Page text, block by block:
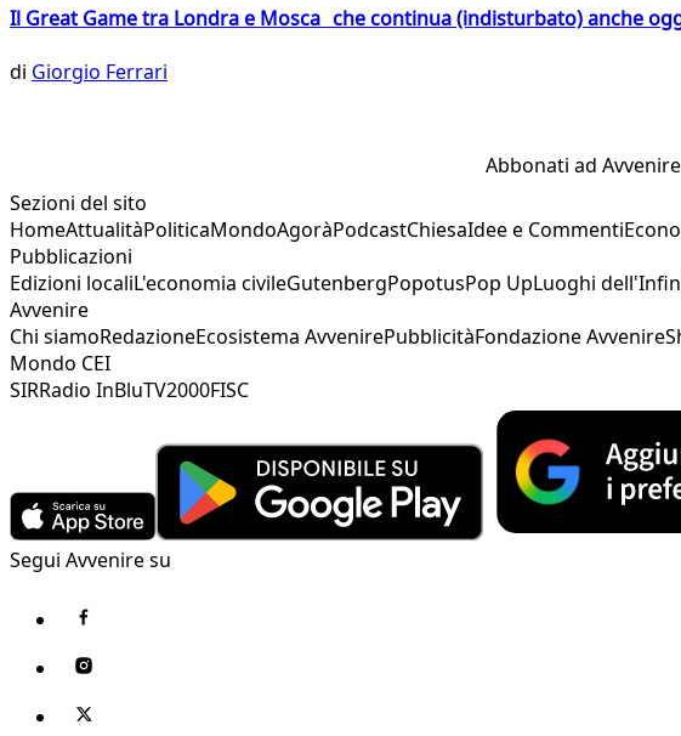
Il Great Game tra Londra e Mosca che continua (indisturbato) anche
di Giorgio Ferrari
Abbonati ad Avvenire
Sezioni del sito
HomeAttualitàPoliticaMondoAgoràPodcastChiesaIdee e Commenti
Pubblicazioni
Edizioni localiL'economia civileGutenbergPopotusPop UpLuoghi
Avvenire
Chi siamoRedazioneEcosistema AvvenirePubblicitàFondazione Avvenire
Mondo CEI
SIRRadio InBluTV2000FISC
Segui Avvenire su